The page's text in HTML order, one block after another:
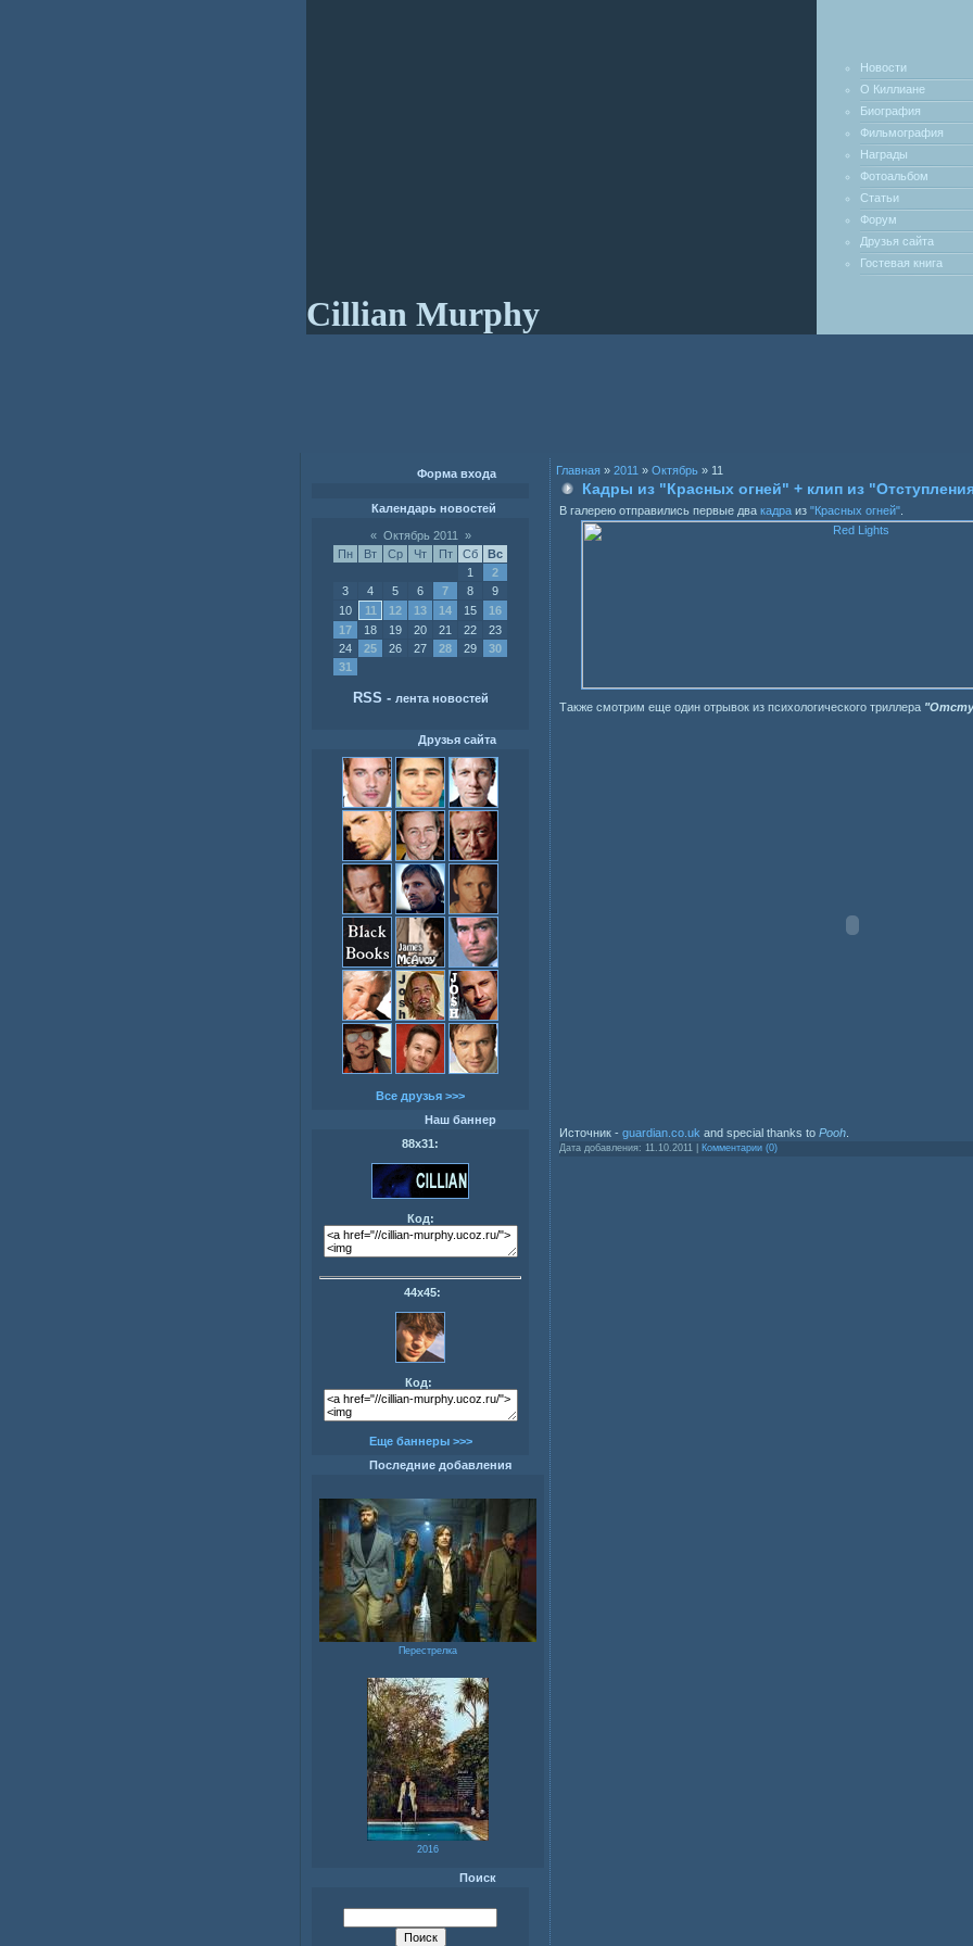
Cillian Murphy
Новости
О Киллиане
Биография
Фильмография
Награды
Фотоальбом
Статьи
Форум
Друзья сайта
Гостевая книга
Форма входа
Календарь новостей
« Октябрь 2011
»
Пн
Вт Ср Чт Пт Сб
Вс
1
2
3
4 5 6 7 8
9
10
11 12 13 14 15
16
17
18 19 20 21 22
23
24
25 26 27 28 29
30
31
RSS - лента новостей
Друзья сайта
Все друзья >>>
Наш баннер
88х31:
Код:
44х45:
Код:
Еще баннеры >>>
Последние добавления
Перестрелка
2016
Поиск
Главная » 2011 » Октябрь » 11
Кадры из "Красных огней" + клип из
В галерею отправились первые два кадра из "Красных огней"
Также смотрим еще один отрывок из психологического триллера
Источник - guardian.co.uk and special thanks to Pooh
Дата добавления: 11.10.2011 Комментарии (0)